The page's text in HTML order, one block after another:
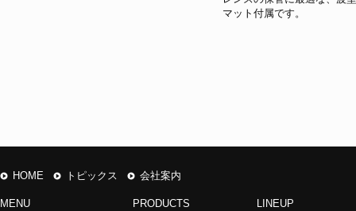
マット付属です。
HOME トピックス 会社案内
MENU PRODUCTS LINEUP